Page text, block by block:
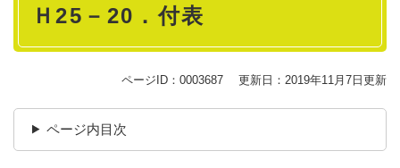
Ｈ25－20．付表
ページID：0003687 更新日：2019年11月7日更新
ページ内目次